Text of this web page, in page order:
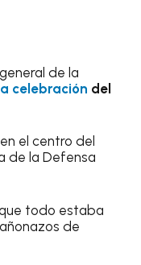
de la
celebración del
el centro del
de la Defensa
todo estaba
de